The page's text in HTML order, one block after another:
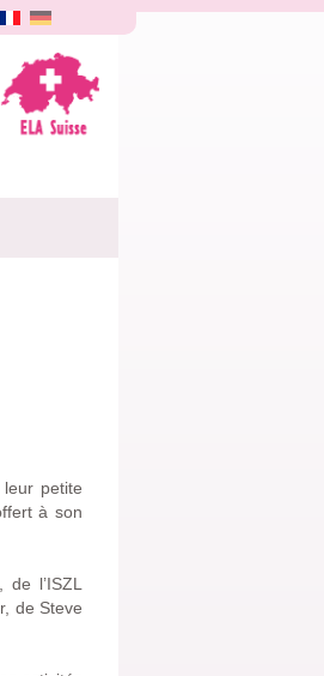
petite
à son
l’ISZL
de Steve